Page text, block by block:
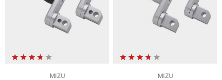
MIZU
MIZU